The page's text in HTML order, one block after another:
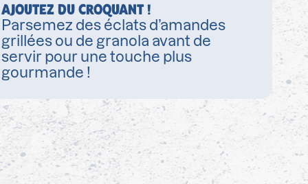
AJOUTEZ DU CROQUANT !
Parsemez des éclats d’amandes
grillées ou de granola avant de
servir pour une touche plus
gourmande !